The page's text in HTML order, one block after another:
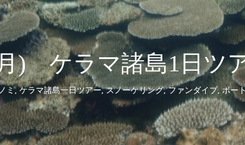
月) ケラマ諸島1日ツ
ミ,ケラマ諸島一日ツアー,スノーケリング,ファンダイブ,ボー